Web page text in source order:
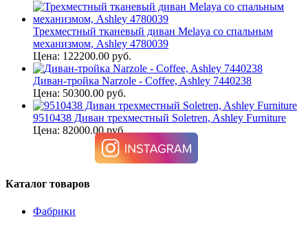
Трехместный тканевый диван Melaya со спальным
механизмом, Ashley 4780039
Цена: 122200.00 руб.
Диван-тройка Narzole - Coffee, Ashley 7440238
Цена: 50300.00 руб.
9510438 Диван трехместный Soletren, Ashley Furniture
Цена: 82000.00 руб.
Каталог товаров
Фабрики